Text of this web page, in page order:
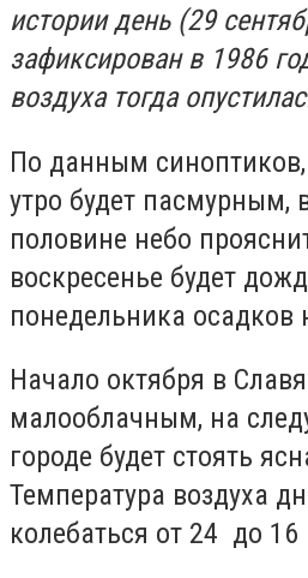
истории день (29
зафиксирован в 1986
воздуха тогда
По данным синоптиков,
утро будет пасмурным,
половине небо
воскресенье будет
понедельника осадков
Начало октября в
малооблачным, на
городе будет стоять
Температура воздуха
колебаться от 24 до 16